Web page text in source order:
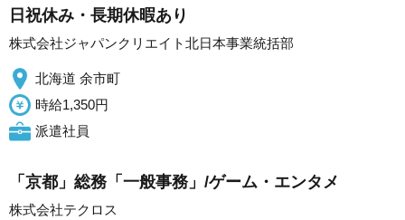
日祝休み・長期休暇あり
株式会社ジャパンクリエイト北日本事業統括部
北海道 余市町
時給1,350円
派遣社員
「京都」総務「一般事務」/ゲーム・エンタメ
株式会社テクロス